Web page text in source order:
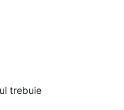
trebuie